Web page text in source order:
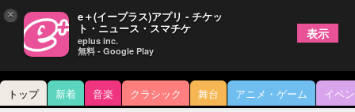
トップ 新着 音楽 クラシック 舞台 アニメ・ゲーム イベ
× e＋(イープラス)アプリ - チケッ
ト・ニュース・スマチケ
eplus inc.
無料 - Google Play
表示